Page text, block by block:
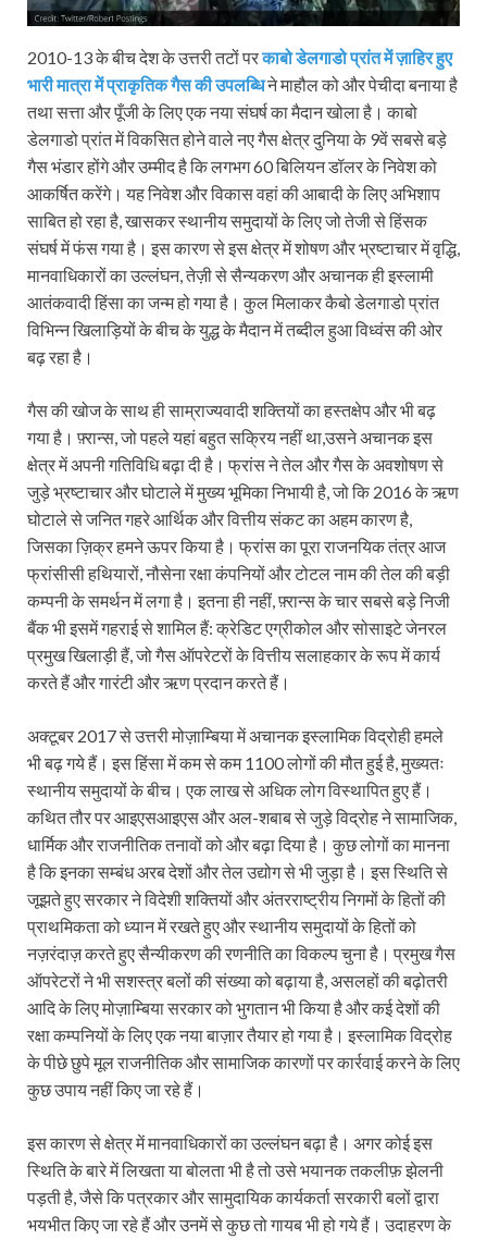
2010-13 के बीच देश के उत्तरी तटों परकाबो डेलगाडो प्रांत में ज़ाहिर हुए
भारी मात्रा में प्राकृतिक गैस की उपलब्धिने माहौल को और पेचीदा बनाया है
तथा सत्ता और पूँजी के लिए एक नया संघर्ष का मैदान खोला है। काबो
डेलगाडो प्रांत में विकसित होने वाले नए गैस क्षेत्र दुनिया के 9वें सबसे बड़े
गैस भंडार होंगे और उम्मीद है कि लगभग 60 बिलि‍यन डॉलर के निवेश को
आकर्षित करेंगे। यह निवेश और विकास वहां की आबादी के लिए अभिशाप
साबित हो रहा है, खासकर स्थानीय समुदायों के लिए जो तेजी से हिंसक
संघर्ष में फंस गया है। इस कारण से इस क्षेत्र में शोषण और भ्रष्टाचार में वृद्धि,
मानवाधिकारों का उल्लंघन, तेज़ी से सैन्यकरण और अचानक ही इस्लामी
आतंकवादी हिंसा का जन्म हो गया है। कुल मिलाकर कैबो डेलगाडो प्रांत
विभिन्न खिलाड़ियों के बीच के युद्ध के मैदान में तब्दील हुआ विध्वंस की ओर
बढ़ रहा है।
गैस की खोज के साथ ही साम्राज्यवादी शक्तियों का हस्तक्षेप और भी बढ़
गया है। फ़्रान्स, जो पहले यहां बहुत सक्रिय नहीं था,उसने अचानक इस
क्षेत्र में अपनी गतिविधि बढ़ा दी है। फ्रांस ने तेल और गैस के अवशोषण से
जुड़े भ्रष्टाचार और घोटाले में मुख्य भूमिका निभायी है, जो कि 2016 के ऋण
घोटाले से जनित गहरे आर्थिक और वित्तीय संकट का अहम कारण है,
जिसका ज़िक्र हमने ऊपर किया है। फ्रांस का पूरा राजनयिक तंत्र आज
फ्रांसीसी हथियारों, नौसेना रक्षा कंपनियों और टोटल नाम की तेल की बड़ी
कम्पनी के समर्थन में लगा है। इतना ही नहीं, फ़्रान्स के चार सबसे बड़े निजी
बैंक भी इसमें गहराई से शामिल हैं: क्रेडिट एग्रीकोल और सोसाइटे जेनरल
प्रमुख खिलाड़ी हैं, जो गैस ऑपरेटरों के वित्तीय सलाहकार के रूप में कार्य
करते हैं और गारंटी और ऋण प्रदान करते हैं।
अक्टूबर 2017 से उत्तरी मोज़ाम्बिया में अचानक इस्लामिक विद्रोही हमले
भी बढ़ गये हैं। इस हिंसा में कम से कम 1100 लोगों की मौत हुई है, मुख्यतः
स्थानीय समुदायों के बीच। एक लाख से अधिक लोग विस्थापित हुए हैं।
कथित तौर पर आइएसआइएस और अल-शबाब से जुड़े विद्रोह ने सामाजिक,
धार्मिक और राजनीतिक तनावों को और बढ़ा दिया है। कुछ लोगों का मानना
है कि इनका सम्बंध अरब देशों और तेल उद्योग से भी जुड़ा है। इस स्थिति से
जूझते हुए सरकार ने विदेशी शक्तियों और अंतरराष्ट्रीय निगमों के हितों की
प्राथमिकता को ध्यान में रखते हुए और स्थानीय समुदायों के हितों को
नज़रंदाज़ करते हुए सैन्यीकरण की रणनीति का विकल्प चुना है। प्रमुख गैस
ऑपरेटरों ने भी सशस्त्र बलों की संख्या को बढ़ाया है, असलहों की बढ़ोतरी
आदि के लिए मोज़ाम्बिया सरकार को भुगतान भी किया है और कई देशों की
रक्षा कम्पनियों के लिए एक नया बाज़ार तैयार हो गया है। इस्लामिक विद्रोह
के पीछे छुपे मूल राजनीतिक और सामाजिक कारणों पर कार्रवाई करने के लिए
कुछ उपाय नहीं किए जा रहे हैं।
इस कारण से क्षेत्र में मानवाधिकारों का उल्लंघन बढ़ा है। अगर कोई इस
स्थिति के बारे में लिखता या बोलता भी है तो उसे भयानक तकलीफ़ झेलनी
पड़ती है, जैसे कि पत्रकार और सामुदायिक कार्यकर्ता सरकारी बलों द्वारा
भयभीत किए जा रहे हैं और उनमें से कुछ तो गायब भी हो गये हैं। उदाहरण के